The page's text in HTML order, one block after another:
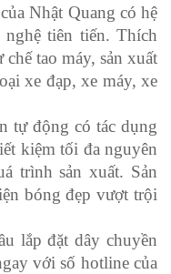
Nhật Quang có hệ
tiên tiến. Thích
tao máy, sản xuất
xe đạp, xe máy, xe
tự động có tác dụng
kiệm tối đa nguyên
trình sản xuất. Sản
bóng đẹp vượt trội
lắp đặt dây chuyền
với số hotline của